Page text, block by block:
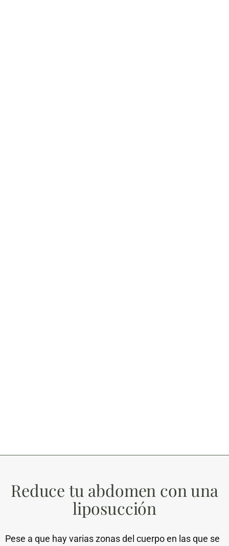
Reduce tu abdomen con una
liposucción
Pese a que hay varias zonas del cuerpo en las que se